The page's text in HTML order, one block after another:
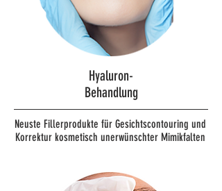
Hyaluron-
Behandlung
Neuste Fillerprodukte für Gesichtscontouring und
Korrektur kosmetisch unerwünschter Mimikfalten